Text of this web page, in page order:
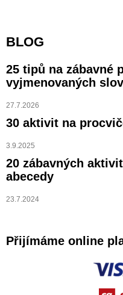
BLOG
25 tipů na zábavné
vyjmenovaných slov
27.7.2026
30 aktivit na
3.9.2025
20 zábavných
abecedy
23.7.2024
Přijímáme online